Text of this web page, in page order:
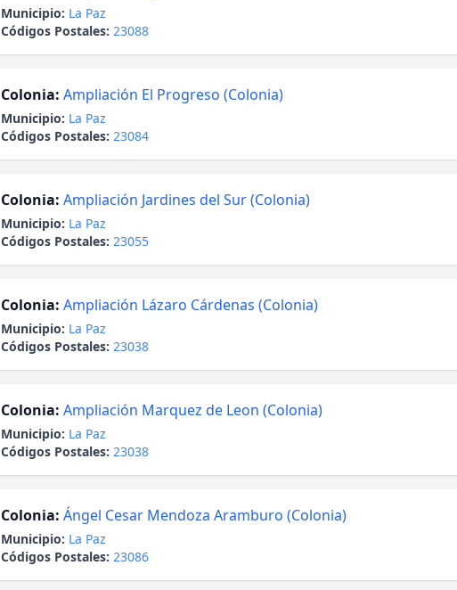
Municipio: La Paz
Códigos Postales: 23088
Colonia: Ampliación El Progreso (Colonia)
Municipio: La Paz
Códigos Postales: 23084
Colonia: Ampliación Jardines del Sur (Colonia)
Municipio: La Paz
Códigos Postales: 23055
Colonia: Ampliación Lázaro Cárdenas (Colonia)
Municipio: La Paz
Códigos Postales: 23038
Colonia: Ampliación Marquez de Leon (Colonia)
Municipio: La Paz
Códigos Postales: 23038
Colonia: Ángel Cesar Mendoza Aramburo (Colonia)
Municipio: La Paz
Códigos Postales: 23086